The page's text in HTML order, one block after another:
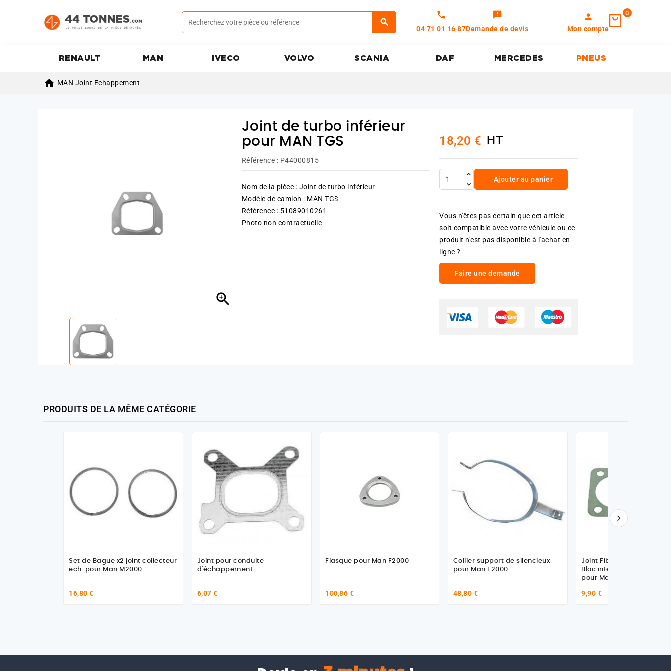
call
04 71 01 16 87
feedback
Demande de devis
person
Mon compte
0
RENAULT MAN IVECO VOLVO SCANIA DAF MERCEDES PNEUS
 MAN Joint Echappement

Joint de turbo inférieur
pour MAN TGS
Référence : P44000815
Nom de la pièce : Joint de turbo inférieur
Modèle de camion : MAN TGS
Référence : 51089010261
Photo non contractuelle
18,20 € HT
Ajouter au panier
Vous n'êtes pas certain que cet article
soit compatible avec votre véhicule ou ce
produit n'est pas disponible à l'achat en
ligne ?
Faire une demande
PRODUITS DE LA MÊME CATÉGORIE
Set de Bague x2 joint collecteur
ech. pour Man M2000
16,80 €
Joint pour conduite
d'échappement
6,07 €
Flasque pour Man F2000
100,86 €
Collier support de silencieux
pour Man F2000
48,80 €
Joint Fibre d'étanchéité
Bloc interne de module
pour Man
9,90 €
